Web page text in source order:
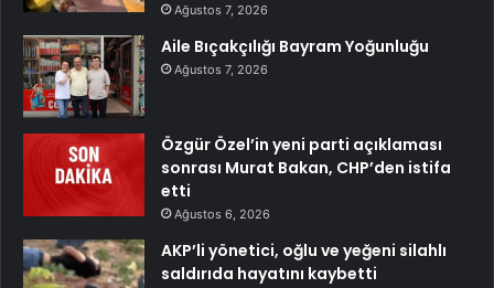
Ağustos 7, 2026
Aile Bıçakçılığı Bayram Yoğunluğu
Ağustos 7, 2026
Özgür Özel’in yeni parti açıklaması
sonrası Murat Bakan, CHP’den istifa
etti
Ağustos 6, 2026
AKP’li yönetici, oğlu ve yeğeni silahlı
saldırıda hayatını kaybetti